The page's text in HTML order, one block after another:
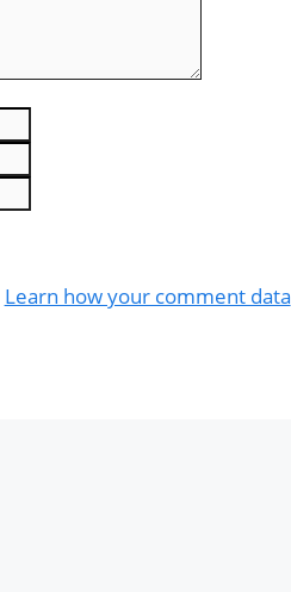
Learn how your comment data